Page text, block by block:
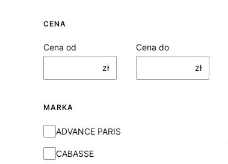
CENA
Cena od
zł
Cena do
zł
MARKA
Marka
ADVANCE PARIS
CABASSE